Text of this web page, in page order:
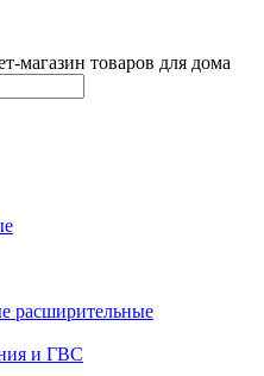
магазин товаров для дома
расширительные
и ГВС